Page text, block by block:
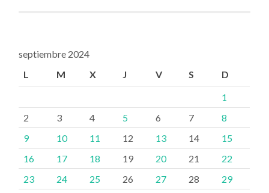
septiembre 2024
L
M X J V S D
1
2
3 4 5 6 7
8
9
10 11 12 13 14
15
16
17 18 19 20 21
22
23
24 25 26 27 28
29